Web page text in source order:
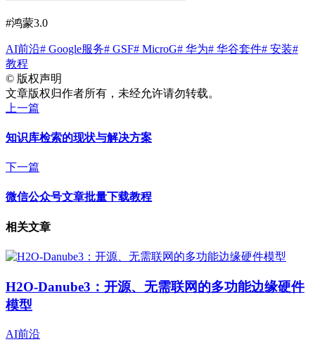
#鸿蒙3.0
AI前沿# Google服务# GSF# MicroG# 华为# 华谷套件# 安装#
教程
© 版权声明
文章版权归作者所有，未经允许请勿转载。
上一篇
知识库检索的现状与解决方案
下一篇
微信公众号文章批量下载教程
相关文章
H2O-Danube3：开源、无需联网的多功能边缘硬件
模型
AI前沿